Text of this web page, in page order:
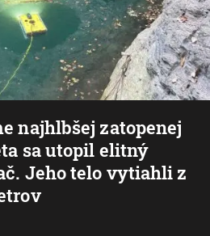
najhlbšej zatopenej
sa utopil elitný
Jeho telo vytiahli z